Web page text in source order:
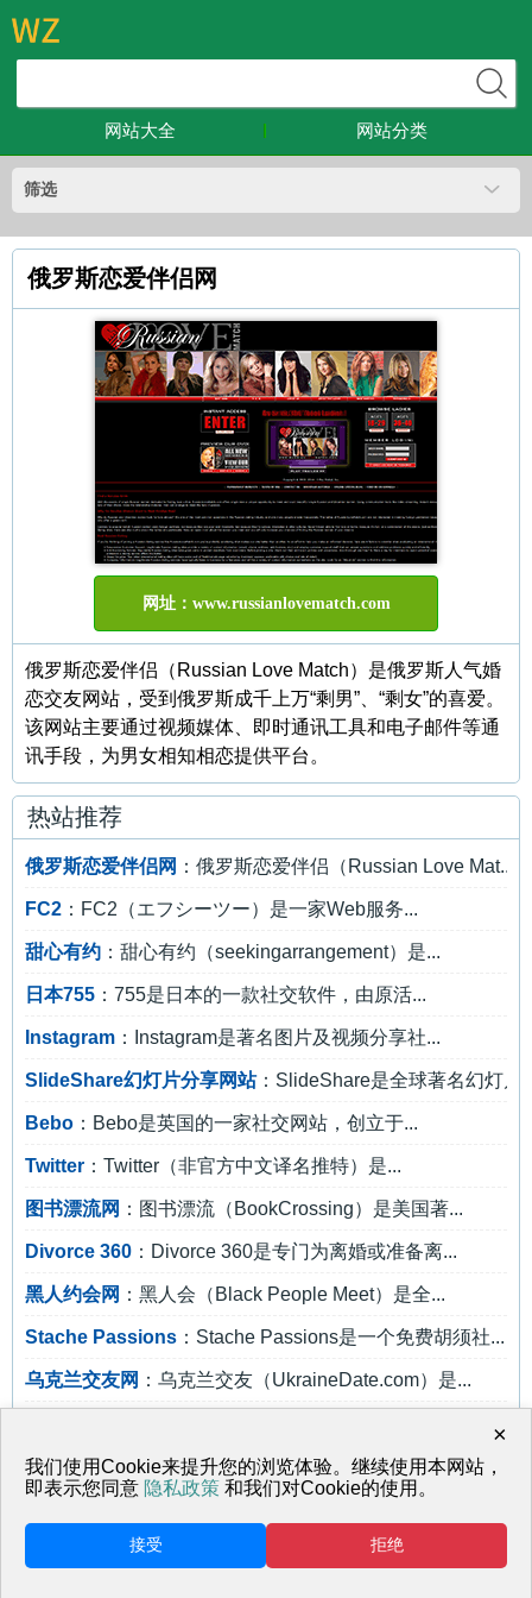
网站大全 网站分类
筛选
俄罗斯恋爱伴侣网
网址：www.russianlovematch.com
俄罗斯恋爱伴侣（Russian Love Match）是俄罗斯人气婚
恋交友网站，受到俄罗斯成千上万“剩男”、“剩女”的喜爱。
该网站主要通过视频媒体、即时通讯工具和电子邮件等通
讯手段，为男女相知相恋提供平台。
热站推荐
俄罗斯恋爱伴侣网 ：俄罗斯恋爱伴侣（Russian Love Mat...
FC2 ：FC2（エフシーツー）是一家Web服务...
甜心有约 ：甜心有约（seekingarrangement）是...
日本755 ：755是日本的一款社交软件，由原活...
Instagram ：Instagram是著名图片及视频分享社...
SlideShare幻灯片分享网站：SlideShare是全球著名幻灯片
Bebo ：Bebo是英国的一家社交网站，创立于...
Twitter ：Twitter（非官方中文译名推特）是...
图书漂流网 ：图书漂流（BookCrossing）是美国著...
Divorce 360 ：Divorce 360是专门为离婚或准备离...
黑人约会网 ：黑人会（Black People Meet）是全...
Stache Passions ：Stache Passions是一个免费胡须社...
乌克兰交友网 ：乌克兰交友（UkraineDate.com）是...
Tuenti：Tuenti是西班牙最具影响力的社交网...
返回首页 网站地图
×
我们使用Cookie来提升您的浏览体验。继续使用本网站，
即表示您同意 隐私政策 和我们对Cookie的使用。
接受 拒绝